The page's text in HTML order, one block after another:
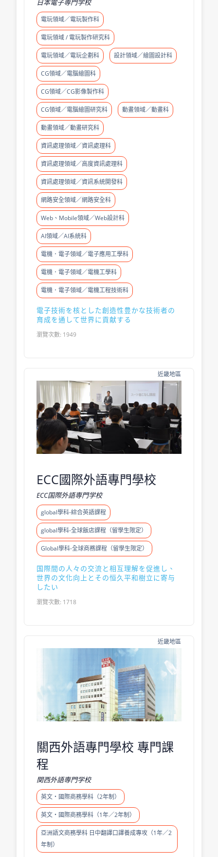
日本電子専門学校
電玩領域／電玩製作科
電玩領域 / 電玩製作研究科
電玩領域／電玩企劃科 設計領域／繪圖設計科
CG領域／電腦繪圖科
CG領域／CG影像製作科
CG領域／電腦繪圖研究科 動畫領域／動畫科
動畫領域／動畫研究科
資訊處理領域／資訊處理科
資訊處理領域／高度資訊處理科
資訊處理領域／資訊系統開發科
網路安全領域／網路安全科
Web、Mobile領域／Web設計科
AI領域／AI系統科
電機．電子領域／電子應用工學科
電機．電子領域／電機工學科
電機．電子領域／電機工程技術科
電子技術を核とした創造性豊かな技術者の
育成を通して世界に貢献する
瀏覽次數: 1949
ECC國際外語專門學校
ECC国際外語専門学校
global學科-綜合英語課程
global學科-全球飯店課程（留學生限定）
Global學科-全球商務課程（留學生限定）
近畿地區
国際間の人々の交流と相互理解を促進し、
世界の文化向上とその恒久平和樹立に寄与
したい
瀏覽次數: 1718
關西外語專門學校 專門課
程
関西外語専門学校
英文・國際商務學科（2年制）
英文・國際商務學科（1年／2年制）
亞洲語文商務學科 日中翻譯口譯養成專攻（1年／2
年制）
近畿地區